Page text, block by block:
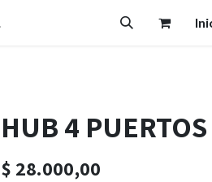
HUB 4
$ 28.000,00